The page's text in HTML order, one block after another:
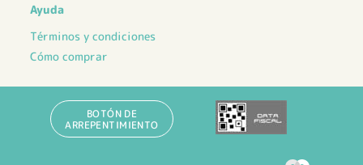
Ayuda
Términos y condiciones
Cómo comprar
BOTÓN DE
ARREPENTIMIENTO